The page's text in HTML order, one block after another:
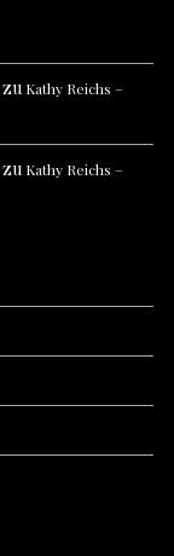
zu Kathy Reichs –
zu Kathy Reichs –